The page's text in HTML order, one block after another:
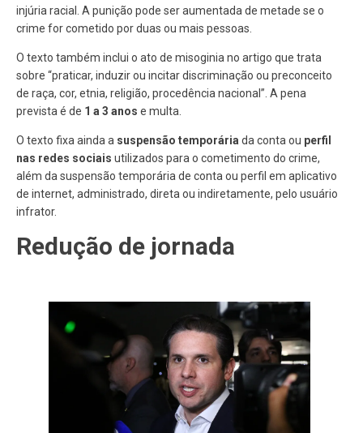
injúria racial. A punição pode ser aumentada de metade se o
crime for cometido por duas ou mais pessoas.
O texto também inclui o ato de misoginia no artigo que trata
sobre “praticar, induzir ou incitar discriminação ou preconceito
de raça, cor, etnia, religião, procedência nacional”. A pena
prevista é de 1 a 3 anos e multa.
O texto fixa ainda a suspensão temporária da conta ou perfil
nas redes sociais utilizados para o cometimento do crime,
além da suspensão temporária de conta ou perfil em aplicativo
de internet, administrado, direta ou indiretamente, pelo usuário
infrator.
Redução de jornada